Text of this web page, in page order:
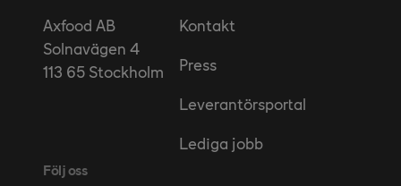
Axfood AB
Solnavägen 4
113 65 Stockholm
Kontakt
Press
Leverantörsportal
Lediga jobb
Följ oss